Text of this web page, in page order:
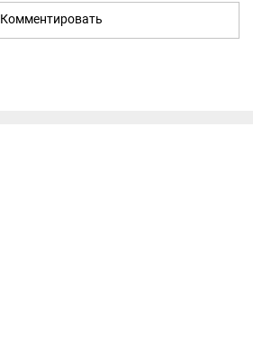
Комментировать